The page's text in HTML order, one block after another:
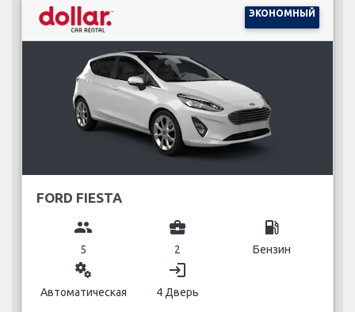
ЭКОНОМНЫЙ
FORD FIESTA
group
5
business_center
2
local_gas_station
Бензин
miscellaneous_services
Автоматическая
login
4 Дверь